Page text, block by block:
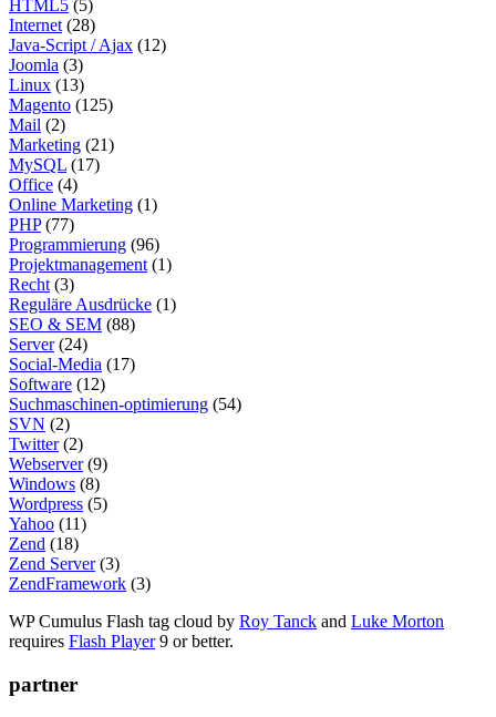
HTML5 (5)
Internet (28)
Java-Script / Ajax (12)
Joomla (3)
Linux (13)
Magento (125)
Mail (2)
Marketing (21)
MySQL (17)
Office (4)
Online Marketing (1)
PHP(77)
Programmierung (96)
Projektmanagement (1)
Recht (3)
Reguläre Ausdrücke (1)
SEO & SEM (88)
Server(24)
Social-Media (17)
Software (12)
Suchmaschinen-optimierung (54)
SVN (2)
Twitter(2)
Webserver(9)
Windows (8)
Wordpress (5)
Yahoo (11)
Zend (18)
Zend Server(3)
ZendFramework (3)
WP Cumulus Flash tag cloud by Roy Tanck and Luke Morton
requires Flash Player9 or better.
partner